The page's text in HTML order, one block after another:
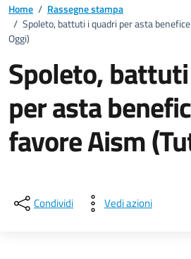
Home / Rassegne stampa
/ Spoleto, battuti i quadri per asta
Oggi)
Spoleto,
per asta
favore Aism
Condividi Vedi azioni